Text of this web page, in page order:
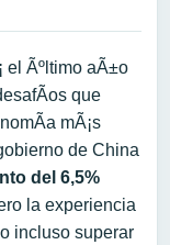
el Ãºltimo aÃ±o
que
mÃ¡s
de China
del 6,5%
la experiencia
incluso superar